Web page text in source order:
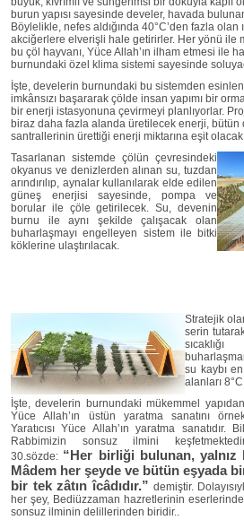
burun yapısı sayesinde develer, havada
Böylelikle, nefes aldığında 40°C’den fazla olan
akciğerlere elverişli hale getirirler. Her yönü ile
bu çöl hayvanı, Yüce Allah’ın ilham etmesi ile
burnundaki özel klima sistemi sayesinde
İşte, develerin burnundaki bu sistemden
imkânsızı başararak çölde insan yapımı bir
bir enerji istasyonuna çevirmeyi planlıyorlar.
biraz daha fazla alanda üretilecek enerji, bütün
santrallerinin ürettiği enerji miktarına eşit
Tasarlanan sistemde çölün çevresindeki
okyanus ve denizlerden alınan su, tuzdan
arındırılıp, aynalar kullanılarak elde edilen
güneş enerjisi sayesinde, pompa ve
borular ile çöle getirilecek. Su, devenin
burnu ile aynı şekilde çalışacak olan
buharlaşmayı engelleyen sistem ile bitki
köklerine ulaştırılacak.
Stratejik
serin
su kaybı
alanları
İşte, develerin burnundaki mükemmel
Yüce Allah’ın üstün yaratma sanatını
Yaratıcısı Yüce Allah’ın yaratma sanatıdır.
Rabbimizin sonsuz ilmini
30.sözde: “Her birliği bulunan,
Mâdem her şeyde ve bütün eşyada
bir tek zâtın îcâdıdır.” demiştir.
her şey, Bediüzzaman hazretlerinin eserlerinde
sonsuz ilminin delillerinden biridir..